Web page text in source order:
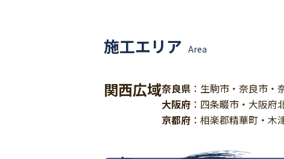
施工エリア Area
関西広域奈良県 ：生駒市・奈良市・
大阪府 ：四条畷市・大阪府
京都府 ：相楽郡精華町・木